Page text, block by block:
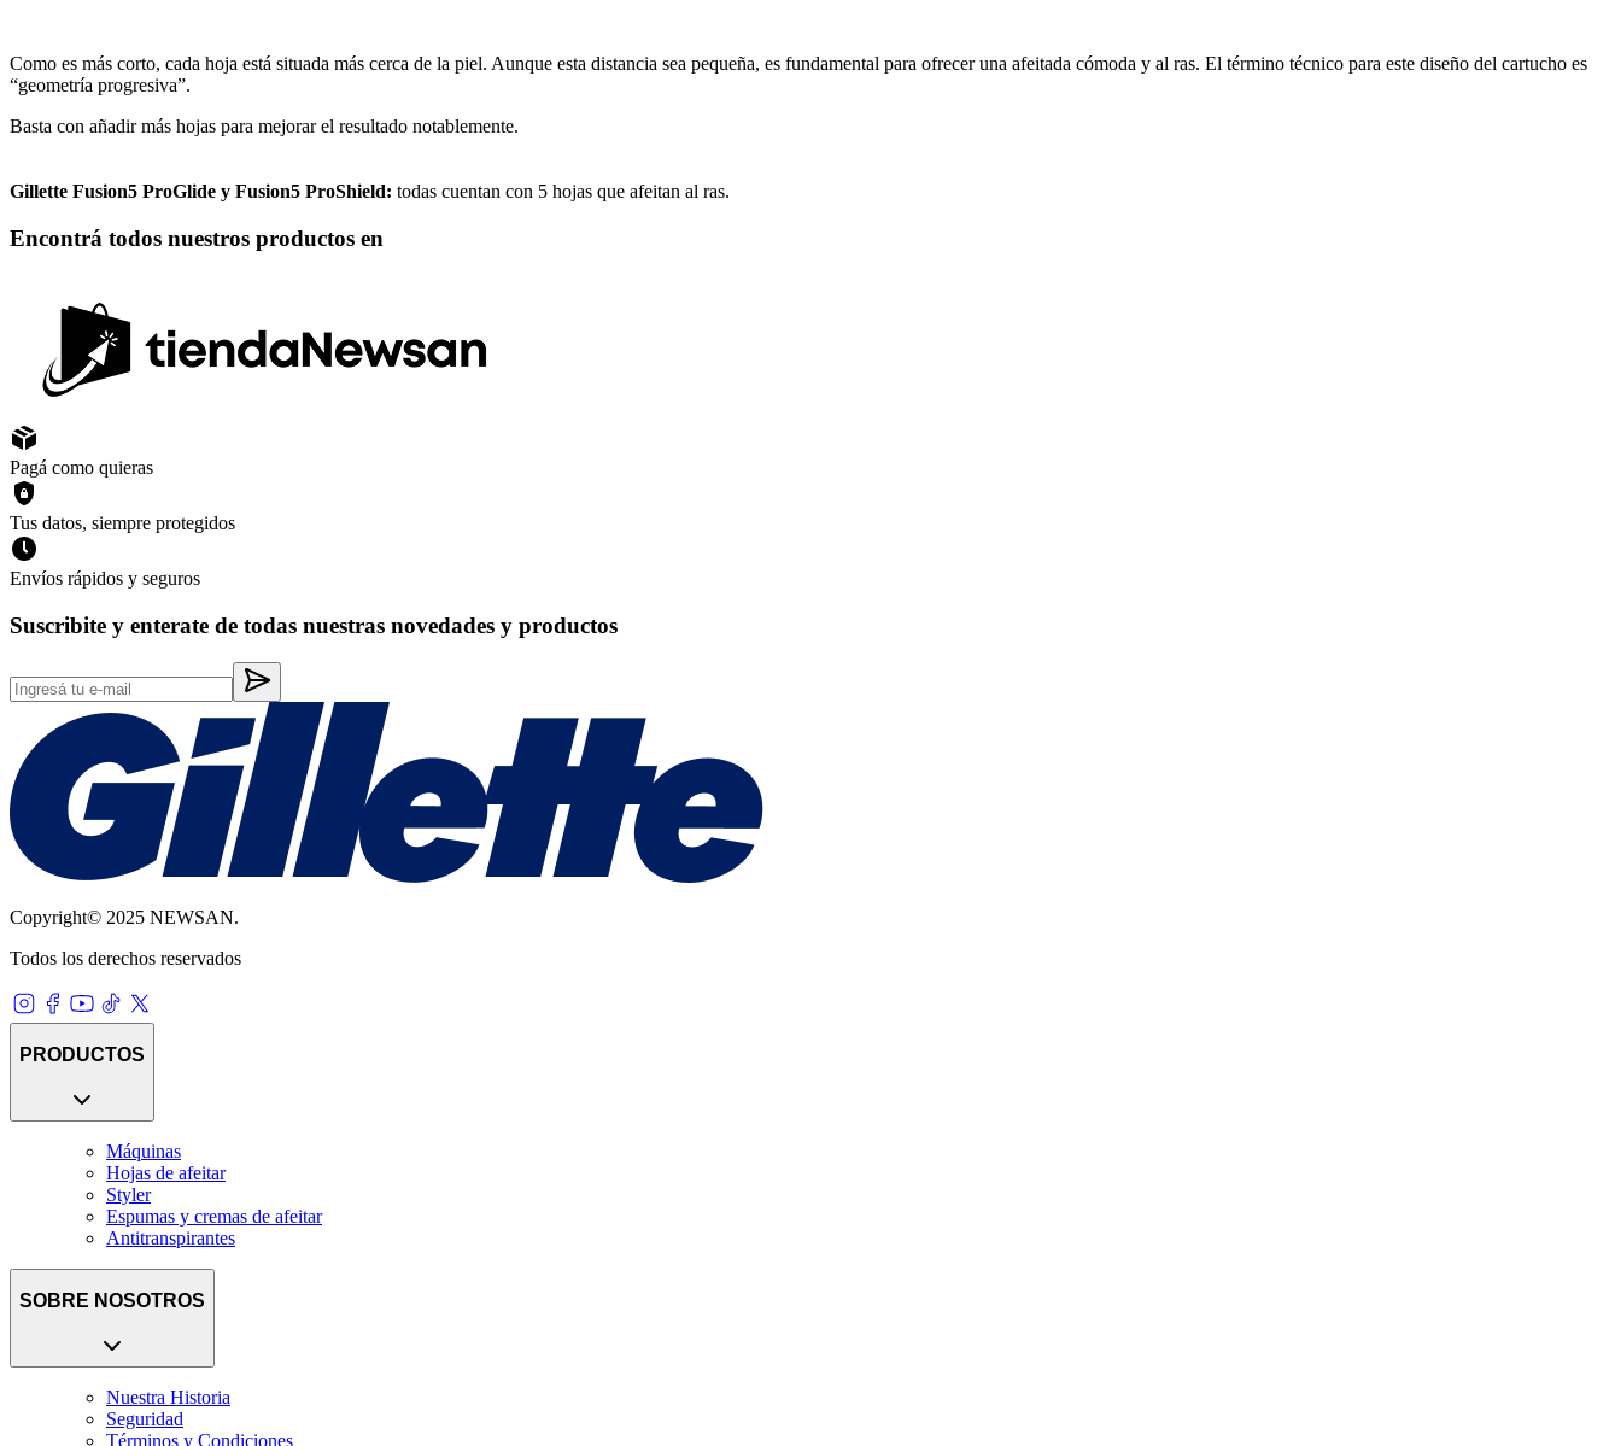
Como es más corto, cada hoja está situada más cerca de la piel. Aunque esta distancia sea pequeña, es fundamental para ofrecer una afeitada cómoda y al ras. El término técnico para este diseño del cartucho es
“geometría progresiva”.
Basta con añadir más hojas para mejorar el resultado notablemente.
Gillette Fusion5 ProGlide y Fusion5 ProShield: todas cuentan con 5 hojas que afeitan al ras.
Encontrá todos nuestros productos en
Pagá como quieras
Tus datos, siempre protegidos
Envíos rápidos y seguros
Suscribite y enterate de todas nuestras novedades y productos
Copyright© 2025 NEWSAN.
Todos los derechos reservados
PRODUCTOS
Máquinas
Hojas de afeitar
Styler
Espumas y cremas de afeitar
Antitranspirantes
SOBRE NOSOTROS
Nuestra Historia
Seguridad
Términos y Condiciones